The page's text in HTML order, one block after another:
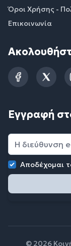
Όροι Χρήσης -
Επικοινωνία
Facebook
Εγγραφή
Αποδέχομαι
© 2026